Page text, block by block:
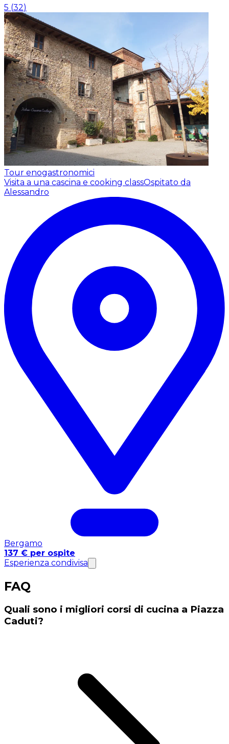
5 (32)
Tour enogastronomici
Visita a una cascina e cooking classOspitato da
Alessandro
Bergamo
137 € per ospite
Esperienza condivisa
FAQ
Quali sono i migliori corsi di cucina a Piazza
Caduti?